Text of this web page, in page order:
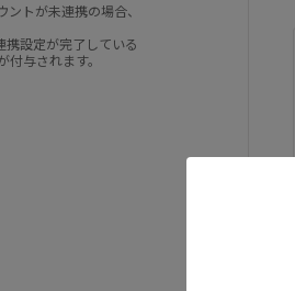
トが未連携の場合、
設定が完了している
付与されます。